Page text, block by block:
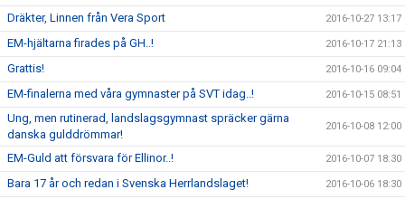
Dräkter, Linnen från Vera Sport 2016-10-27 13:17
EM-hjältarna firades på GH..! 2016-10-17 21:13
Grattis! 2016-10-16 09:04
EM-finalerna med våra gymnaster på SVT idag..! 2016-10-15 08:51
Ung, men rutinerad, landslagsgymnast spräcker gärna
danska gulddrömmar!
2016-10-08 12:00
EM-Guld att försvara för Ellinor..! 2016-10-07 18:30
Bara 17 år och redan i Svenska Herrlandslaget! 2016-10-06 18:30